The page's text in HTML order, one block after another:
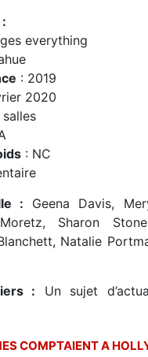
everything
: 2019
2020
: NC
: Geena Davis,
Sharon
Natalie
: Un sujet
COMPTAIENT A